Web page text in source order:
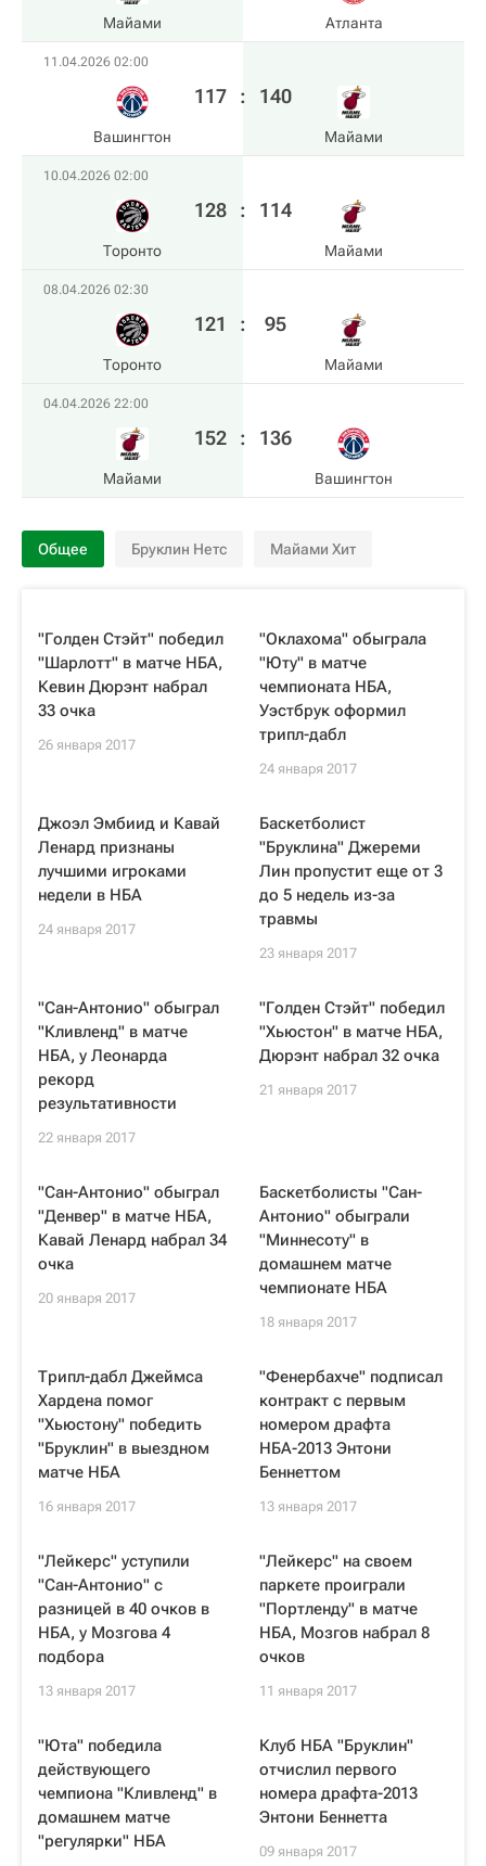
Майами Атланта
11.04.2026 02:00
Вашингтон
117 : 140
Майами
10.04.2026 02:00
Торонто
128 : 114
Майами
08.04.2026 02:30
Торонто
121 : 95
Майами
04.04.2026 22:00
Майами
152 : 136
Вашингтон
Общее Бруклин Нетс Майами Хит
"Голден Стэйт" победил
"Шарлотт" в матче НБА,
Кевин Дюрэнт набрал
33 очка
26 января 2017
"Оклахома" обыграла
"Юту" в матче
чемпионата НБА,
Уэстбрук оформил
трипл-дабл
24 января 2017
Джоэл Эмбиид и Кавай
Ленард признаны
лучшими игроками
недели в НБА
24 января 2017
Баскетболист
"Бруклина" Джереми
Лин пропустит еще от 3
до 5 недель из-за
травмы
23 января 2017
"Сан-Антонио" обыграл
"Кливленд" в матче
НБА, у Леонарда
рекорд
результативности
22 января 2017
"Голден Стэйт" победил
"Хьюстон" в матче НБА,
Дюрэнт набрал 32 очка
21 января 2017
"Сан-Антонио" обыграл
"Денвер" в матче НБА,
Кавай Ленард набрал 34
очка
20 января 2017
Баскетболисты "Сан-
Антонио" обыграли
"Миннесоту" в
домашнем матче
чемпионате НБА
18 января 2017
Трипл-дабл Джеймса
Хардена помог
"Хьюстону" победить
"Бруклин" в выездном
матче НБА
16 января 2017
"Фенербахче" подписал
контракт с первым
номером драфта
НБА-2013 Энтони
Беннеттом
13 января 2017
"Лейкерс" уступили
"Сан-Антонио" с
разницей в 40 очков в
НБА, у Мозгова 4
подбора
13 января 2017
"Лейкерс" на своем
паркете проиграли
"Портленду" в матче
НБА, Мозгов набрал 8
очков
11 января 2017
"Юта" победила
действующего
чемпиона "Кливленд" в
домашнем матче
"регулярки" НБА
Клуб НБА "Бруклин"
отчислил первого
номера драфта-2013
Энтони Беннетта
09 января 2017